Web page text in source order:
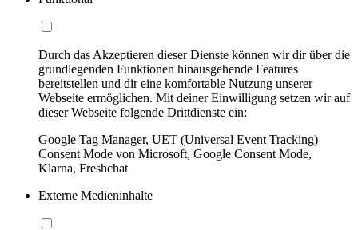
Durch das Akzeptieren dieser Dienste können wir dir über die
grundlegenden Funktionen hinausgehende Features
bereitstellen und dir eine komfortable Nutzung unserer
Webseite ermöglichen. Mit deiner Einwilligung setzen wir auf
dieser Webseite folgende Drittdienste ein:
Google Tag Manager, UET (Universal Event Tracking)
Consent Mode von Microsoft, Google Consent Mode,
Klarna, Freshchat
Externe Medieninhalte